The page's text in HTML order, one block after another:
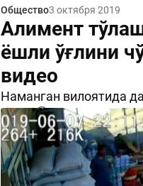
Общество3 октября 2019
Алимент
ёшли ўғлини
видео
Наманган вилоятида
2121 0